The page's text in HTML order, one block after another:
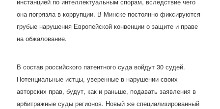
она погрязла в коррупции. В Минске постоянно фиксируются
грубые нарушения Европейской конвенции о защите и праве
на обжалование.
В состав российского патентного суда войдут 30 судей.
Потенциальные истцы, уверенные в нарушении своих
авторских прав, будут, как и раньше, подавать заявления в
арбитражные суды регионов. Новый же специализированный